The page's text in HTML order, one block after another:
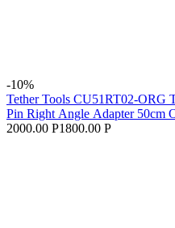
-10%
Tether Tools CU51RT02-ORG
Pin Right Angle Adapter 50cm
2000.00 Р1800.00 Р